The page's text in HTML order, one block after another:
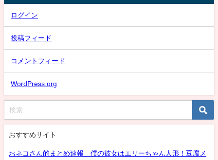
ログイン
投稿フィード
コメントフィード
WordPress.org
おすすめサイト
おネコさん的まとめ速報 僕の彼女はエリーちゃん人形！豆腐メ